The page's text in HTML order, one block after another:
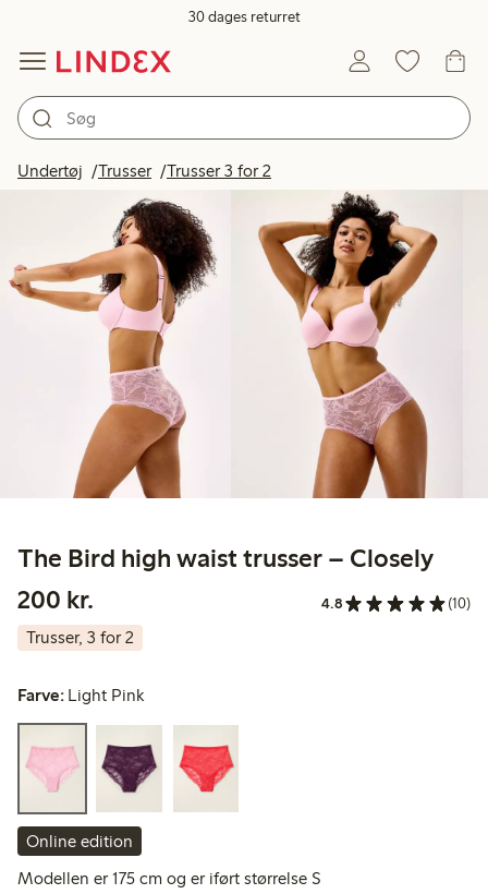
30 dages returret
Undertøj Trusser Trusser 3 for 2
The Bird high waist trusser – Closely
200 kr.
4.8 (10)
Trusser, 3 for 2
Farve: Light Pink
Online edition
Modellen er 175 cm og er iført størrelse S